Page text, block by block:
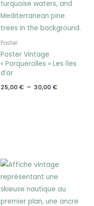
Poster
Poster Vintage
« Porquerolles » Les îles
d’or
25,00 € – 30,00 €
Plage
de
prix :
à
30,00 €